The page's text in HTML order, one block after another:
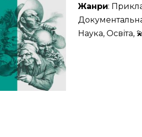
Жанри:
Документальна
Наука, Освіта,